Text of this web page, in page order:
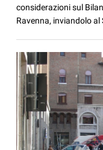
considerazioni sul
Ravenna, inviandolo